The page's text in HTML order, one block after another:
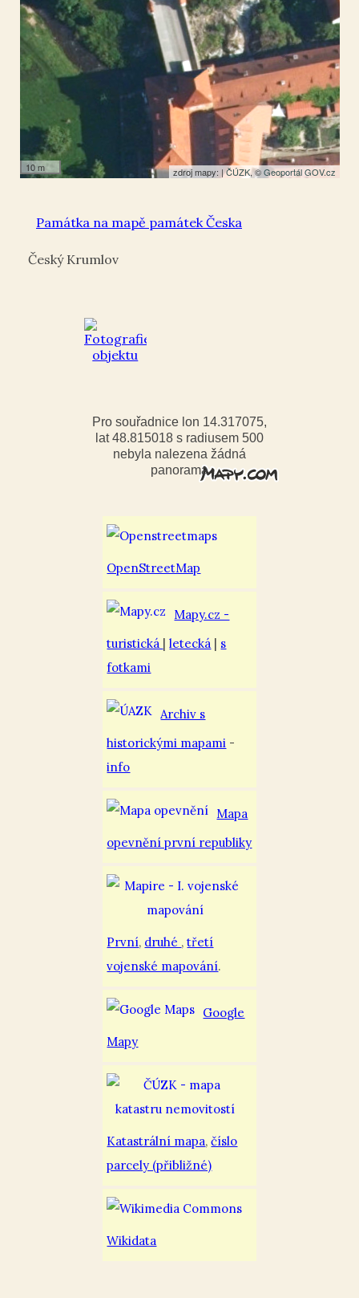
10 m zdroj mapy: |ČÚZK, ©Geoportál GOV.cz
Památka na mapě památek Česka
Český Krumlov
Pro souřadnice lon 14.317075,
lat 48.815018 s radiusem 500
nebyla nalezena žádná
panorama
OpenStreetMap
Mapy.cz -
turistická |letecká | s
fotkami
Archiv s
historickými mapami -
info
Mapa
opevnění první republiky
První, druhé ,třetí
vojenské mapování.
Google
Mapy
Katastrální mapa,číslo
parcely (přibližné)
Wikidata